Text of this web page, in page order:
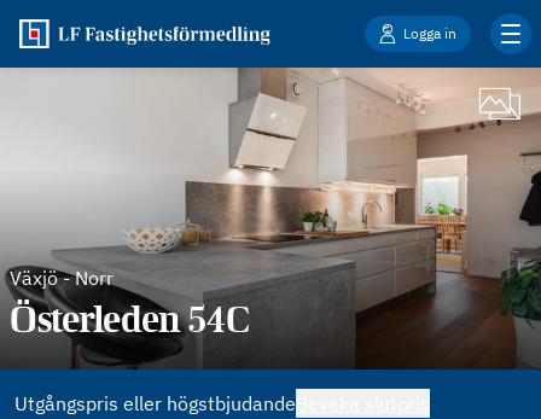
Logga in
Växjö-Norr
Österleden 54C
Utgångspris eller högstbjudande